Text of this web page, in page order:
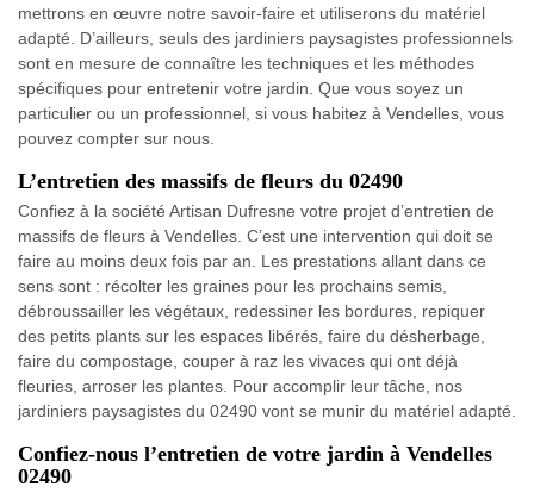
mettrons en œuvre notre savoir-faire et utiliserons du matériel
adapté. D’ailleurs, seuls des jardiniers paysagistes professionnels
sont en mesure de connaître les techniques et les méthodes
spécifiques pour entretenir votre jardin. Que vous soyez un
particulier ou un professionnel, si vous habitez à Vendelles, vous
pouvez compter sur nous.
L’entretien des massifs de fleurs du 02490
Confiez à la société Artisan Dufresne votre projet d’entretien de
massifs de fleurs à Vendelles. C’est une intervention qui doit se
faire au moins deux fois par an. Les prestations allant dans ce
sens sont : récolter les graines pour les prochains semis,
débroussailler les végétaux, redessiner les bordures, repiquer
des petits plants sur les espaces libérés, faire du désherbage,
faire du compostage, couper à raz les vivaces qui ont déjà
fleuries, arroser les plantes. Pour accomplir leur tâche, nos
jardiniers paysagistes du 02490 vont se munir du matériel adapté.
Confiez-nous l’entretien de votre jardin à Vendelles
02490